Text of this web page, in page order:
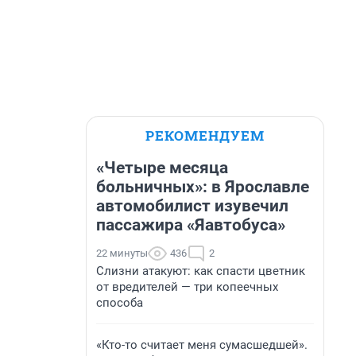
РЕКОМЕНДУЕМ
«Четыре месяца
больничных»: в Ярославле
автомобилист изувечил
пассажира «Яавтобуса»
22 минуты 436 2
Слизни атакуют: как спасти цветник
от вредителей — три копеечных
способа
«Кто-то считает меня сумасшедшей».